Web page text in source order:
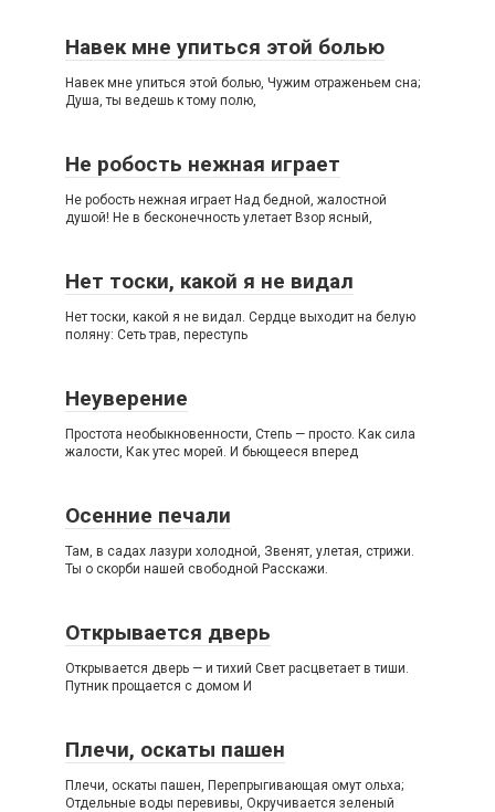
Навек мне упиться этой болью
Навек мне упиться этой болью, Чужим отраженьем сна;
Душа, ты ведешь к тому полю,
Не робость нежная играет
Не робость нежная играет Над бедной, жалостной
душой! Не в бесконечность улетает Взор ясный,
Нет тоски, какой я не видал
Нет тоски, какой я не видал. Сердце выходит на белую
поляну: Сеть трав, переступь
Неуверение
Простота необыкновенности, Степь — просто. Как сила
жалости, Как утес морей. И бьющееся вперед
Осенние печали
Там, в садах лазури холодной, Звенят, улетая, стрижи.
Ты о скорби нашей свободной Расскажи.
Открывается дверь
Открывается дверь — и тихий Свет расцветает в тиши.
Путник прощается с домом И
Плечи, оскаты пашен
Плечи, оскаты пашен, Перепрыгивающая омут ольха;
Отдельные воды перевивы, Окручивается зеленый